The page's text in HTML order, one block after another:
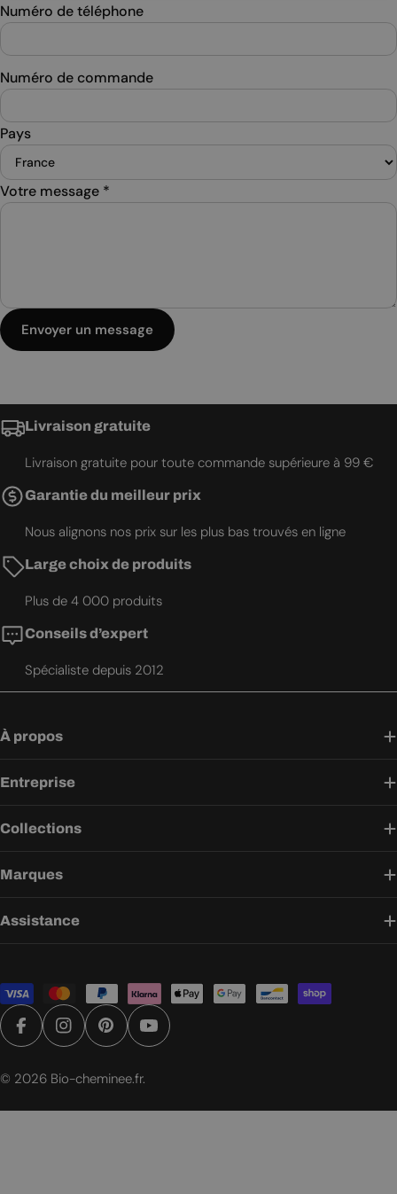
Numéro de téléphone
Numéro de commande
Pays
Votre message *
Envoyer un message
Livraison gratuite
Livraison gratuite pour toute commande supérieure à 99 €
Garantie du meilleur prix
Nous alignons nos prix sur les plus bas trouvés en ligne
Large choix de produits
Plus de 4 000 produits
Conseils d’expert
Spécialiste depuis 2012
À propos
Entreprise
Collections
Marques
Assistance
Modes
de
paiement
FacebookInstagramPinterestYouTube
© 2026 Bio-cheminee.fr.